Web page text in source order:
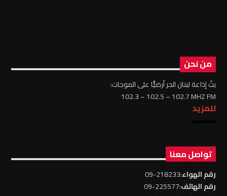
من نحن
بثّ إذاعة لبنان الحر أرضيًّا على الموجات:
102.3 – 102.5 – 102.7 MHZ FM
للمزيد
تواصل معنا
رقم الهواء:218233-09
رقم الهاتف:225577-09